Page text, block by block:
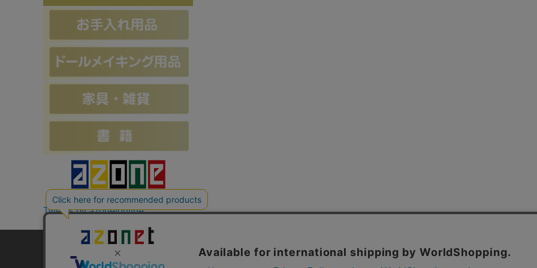
Tweets by azonetonline
お支払方法について よくあるご質問